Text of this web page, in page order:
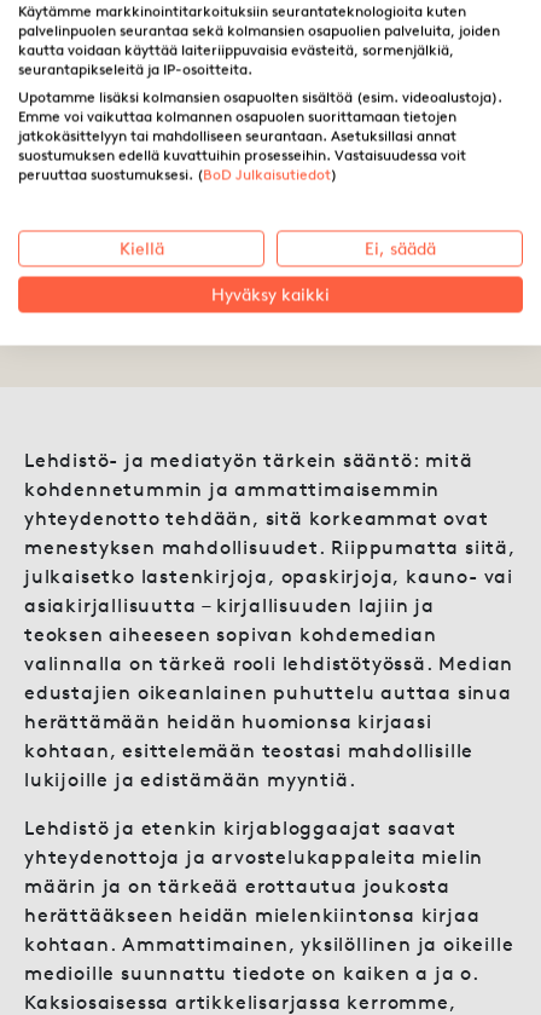
Lehdistötyön perusteet (1/2):
18.05.2018 ·Vera Wunderlich
Lehdistö- ja mediatyön tärkein sääntö: mitä
kohdennetummin ja ammattimaisemmin
yhteydenotto tehdään, sitä korkeammat ovat
menestyksen mahdollisuudet. Riippumatta siitä,
julkaisetko lastenkirjoja, opaskirjoja, kauno- vai
asiakirjallisuutta – kirjallisuuden lajiin ja
teoksen aiheeseen sopivan kohdemedian
valinnalla on tärkeä rooli lehdistötyössä. Median
edustajien oikeanlainen puhuttelu auttaa sinua
herättämään heidän huomionsa kirjaasi
kohtaan, esittelemään teostasi mahdollisille
lukijoille ja edistämään myyntiä.
Lehdistö ja etenkin kirjabloggaajat saavat
yhteydenottoja ja arvostelukappaleita mielin
määrin ja on tärkeää erottautua joukosta
herättääkseen heidän mielenkiintonsa kirjaa
kohtaan. Ammattimainen, yksilöllinen ja oikeille
medioille suunnattu tiedote on kaiken a ja o.
Kaksiosaisessa artikkelisarjassa kerromme,
Käytämme markkinointitarkoituksiin seurantateknologioita kuten
palvelinpuolen seurantaa sekä kolmansien osapuolien palveluita, joiden
kautta voidaan käyttää laiteriippuvaisia evästeitä, sormenjälkiä,
seurantapikseleitä ja IP-osoitteita.
Upotamme lisäksi kolmansien osapuolten sisältöä (esim. videoalustoja).
Emme voi vaikuttaa kolmannen osapuolen suorittamaan tietojen
jatkokäsittelyyn tai mahdolliseen seurantaan. Asetuksillasi annat
suostumuksen edellä kuvattuihin prosesseihin. Vastaisuudessa voit
peruuttaa suostumuksesi. (BoD Julkaisutiedot)
Kiellä Ei, säädä
Hyväksy kaikki